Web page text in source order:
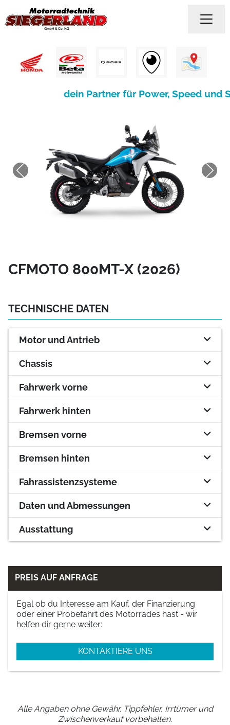
dein Partner für Power, Speed und
CFMOTO 800MT-X (2026)
TECHNISCHE DATEN
Motor und Antrieb
Chassis
Fahrwerk vorne
Fahrwerk hinten
Bremsen vorne
Bremsen hinten
Fahrassistenzsysteme
Daten und Abmessungen
Ausstattung
PREIS AUF ANFRAGE
Egal ob du Interesse am Kauf, der Finanzierung
oder einer Probefahrt des Motorrades hast - wir
helfen dir gerne weiter:
KONTAKTIERE UNS
Alle Angaben ohne Gewähr. Tippfehler, Irrtümer und
Zwischenverkauf vorbehalten.